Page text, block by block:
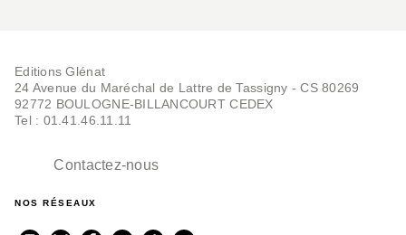
Editions Glénat
24 Avenue du Maréchal de Lattre de Tassigny - CS 80269
92772 BOULOGNE-BILLANCOURT CEDEX
Tel : 01.41.46.11.11
Contactez-nous
NOS RÉSEAUX